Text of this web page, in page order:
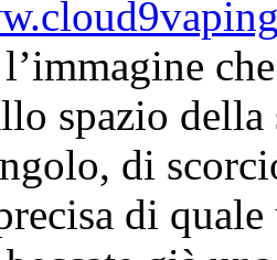
spazio
di
di